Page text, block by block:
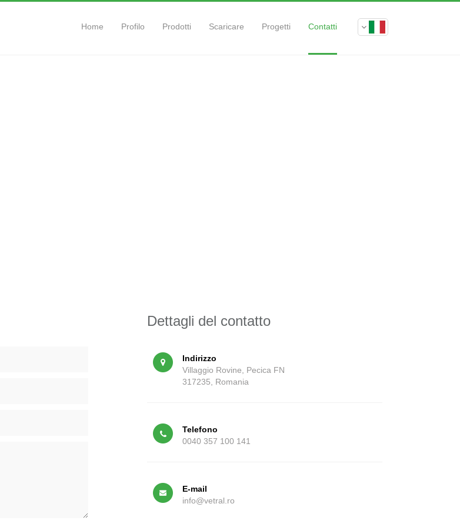
Contatti
Progetti
Scaricare
Prodotti
Profilo
Home
Dettagli del contatto
Indirizzo
Villaggio Rovine, Pecica FN
317235, Romania
Telefono
0040 357 100 141
E-mail
info@vetral.ro